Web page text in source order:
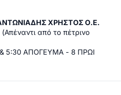
ΧΡΗΣΤΟΣ Ο.Ε.
από το πέτρινο
5:30 ΑΠΟΓΕΥΜΑ - 8 ΠΡΩΙ